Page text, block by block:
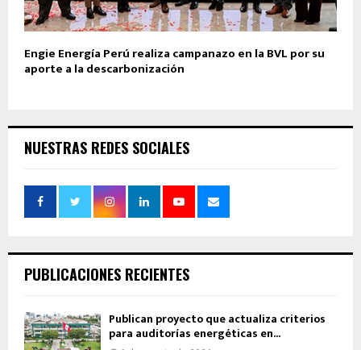
Engie Energía Perú realiza campanazo en la BVL por su
aporte a la descarbonización
NUESTRAS REDES SOCIALES
PUBLICACIONES RECIENTES
Publican proyecto que actualiza criterios
para auditorías energéticas en...